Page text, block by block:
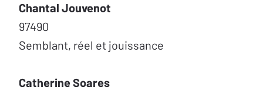
Chantal Jouvenot
97490
Semblant, réel et jouissance
Catherine Soares